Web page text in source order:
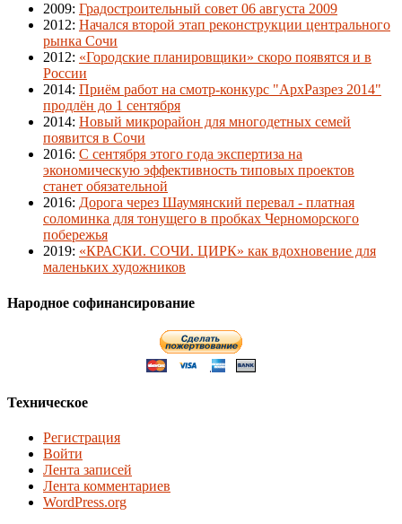
2009: Градостроительный совет 06 августа 2009
2012: Начался второй этап реконструкции центрального
рынка Сочи
2012: «Городские планировщики» скоро появятся и в
России
2014: Приём работ на смотр-конкурс "АрхРазрез 2014"
продлён до 1 сентября
2014: Новый микрорайон для многодетных семей
появится в Сочи
2016: С сентября этого года экспертиза на
экономическую эффективность типовых проектов
станет обязательной
2016: Дорога через Шаумянский перевал - платная
соломинка для тонущего в пробках Черноморского
побережья
2019: «КРАСКИ. СОЧИ. ЦИРК» как вдохновение для
маленьких художников
Народное софинансирование
Техническое
Регистрация
Войти
Лента записей
Лента комментариев
WordPress.org